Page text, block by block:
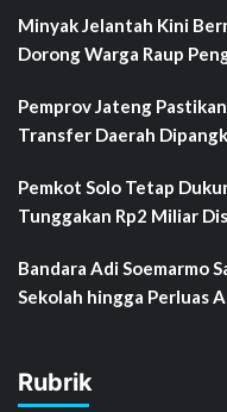
Minyak Jelantah Kini
Dorong Warga Raup
Pemprov Jateng
Transfer Daerah
Pemkot Solo Tetap
Tunggakan Rp2 Miliar
Bandara Adi Soemarmo
Sekolah hingga Perluas
Rubrik